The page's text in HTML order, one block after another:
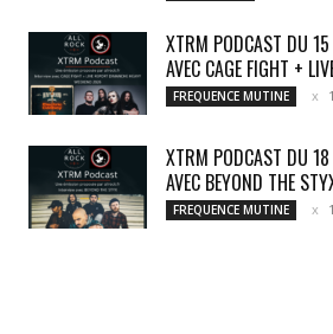
XTRM PODCAST DU
AVEC CAGE FIGHT +
FREQUENCE MUTINE
XTRM PODCAST DU
AVEC BEYOND THE
FREQUENCE MUTINE